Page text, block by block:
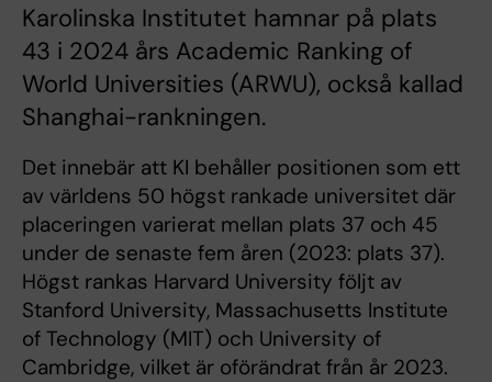
Karolinska Institutet hamnar på plats
43 i 2024 års Academic Ranking of
World Universities (ARWU), också kallad
Shanghai-rankningen.
Det innebär att KI behåller positionen som ett
av världens 50 högst rankade universitet där
placeringen varierat mellan plats 37 och 45
under de senaste fem åren (2023: plats 37).
Högst rankas Harvard University följt av
Stanford University, Massachusetts Institute
of Technology (MIT) och University of
Cambridge, vilket är oförändrat från år 2023.